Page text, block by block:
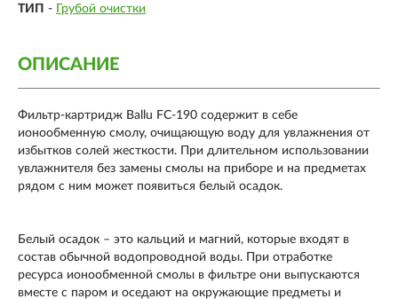
ТИП - Грубой очистки
ОПИСАНИЕ
Фильтр-картридж Ballu FC-190 содержит в себе
ионообменную смолу, очищающую воду для увлажнения от
избытков солей жесткости. При длительном использовании
увлажнителя без замены смолы на приборе и на предметах
рядом с ним может появиться белый осадок.
Белый осадок – это кальций и магний, которые входят в
состав обычной водопроводной воды. При отработке
ресурса ионообменной смолы в фильтре они выпускаются
вместе с паром и оседают на окружающие предметы и